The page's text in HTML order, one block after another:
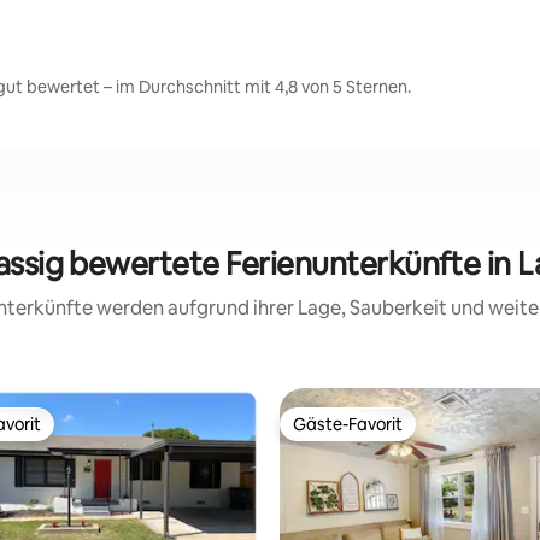
bewertet – im Durchschnitt mit 4,8 von 5 Sternen.
bewertete Ferienunterkünfte in
werden aufgrund ihrer Lage, Sauberkeit und
Gäste-Favorit
Gäste-Favorit